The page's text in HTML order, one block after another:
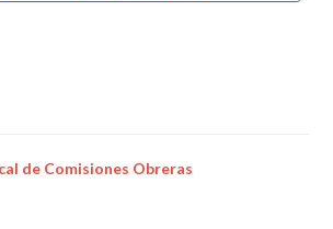
de Comisiones Obreras